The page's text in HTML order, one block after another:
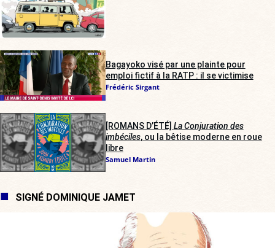
Bagayoko visé par une plainte pour
emploi fictif à la RATP : il se victimise
Frédéric Sirgant
[ROMANS D’ÉTÉ] La Conjuration des
imbéciles, ou la bêtise moderne en roue
libre
Samuel Martin
SIGNÉ DOMINIQUE JAMET